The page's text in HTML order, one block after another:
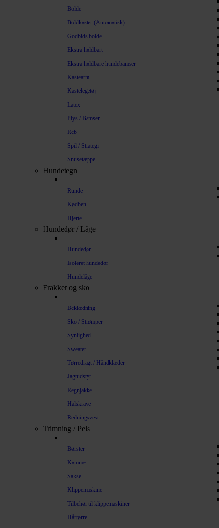
Bolde
Boldkaster (Automatisk)
Godbids bolde
Ekstra holdbart
Ekstra holdbare hundebamser
Kastearm
Kastelegetøj
Latex
Plys / Bamser
Reb
Spil / Strategi
Snusetæppe
Hundetegn
Runde
Kødben
Hjerte
Hundedør / Låge
Hundedør
Isoleret hundedør
Hundelåge
Frakker og sko
Beklædning
Sko / Strømper
Synlighed
Sweater
Tørredragt / Håndklæder
Jagtudstyr
Regnjakke
Halskrave
Redningsvest
Trimning / Pels
Børster
Kamme
Sakse
Klippemaskine
Tilbehør til klippemaskiner
Hårtørre